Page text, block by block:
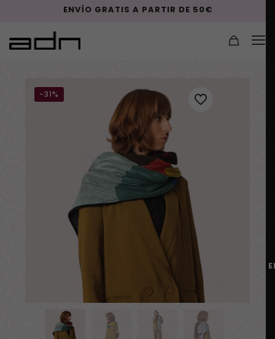
ENVÍO GRATIS A PARTIR DE 50€
-31%